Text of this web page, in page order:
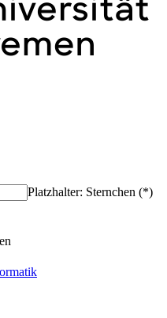
Platzhalter: Sternchen (*)